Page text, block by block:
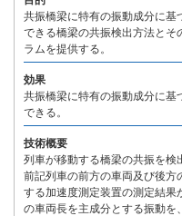
共振橋梁に特有の振動成分に基
できる橋梁の共振検出方法とそ
ラムを提供する。
効果
共振橋梁に特有の振動成分に基
できる。
技術概要
列車が移動する橋梁の共振を検
前記列車の前方の車両及び後方
する加速度測定装置の測定結果
の車両長を主成分とする振動を